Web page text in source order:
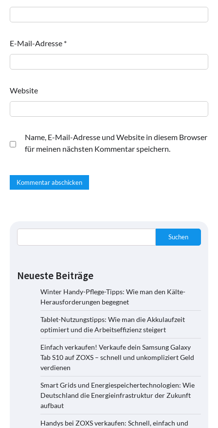
E-Mail-Adresse *
Website
Name, E-Mail-Adresse und Website in diesem Browser
für meinen nächsten Kommentar speichern.
Suchen
Neueste Beiträge
Winter Handy-Pflege-Tipps: Wie man den Kälte-
Herausforderungen begegnet
Tablet-Nutzungstipps: Wie man die Akkulaufzeit
optimiert und die Arbeitseffizienz steigert
Einfach verkaufen! Verkaufe dein Samsung Galaxy
Tab S10 auf ZOXS – schnell und unkompliziert Geld
verdienen
Smart Grids und Energiespeichertechnologien: Wie
Deutschland die Energieinfrastruktur der Zukunft
aufbaut
Handys bei ZOXS verkaufen: Schnell, einfach und